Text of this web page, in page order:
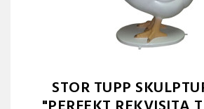
STOR TUPP